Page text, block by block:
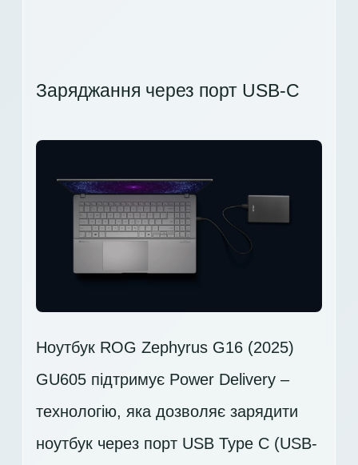
Заряджання через порт USB-C
Ноутбук ROG Zephyrus G16 (2025)
GU605 підтримує Power Delivery –
технологію, яка дозволяє зарядити
ноутбук через порт USB Type C (USB-